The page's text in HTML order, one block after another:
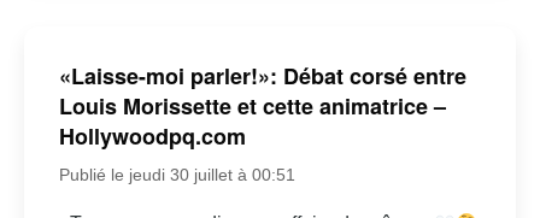
«Laisse-moi parler!»: Débat corsé entre
Louis Morissette et cette animatrice –
Hollywoodpq.com
Publié le jeudi 30 juillet à 00:51